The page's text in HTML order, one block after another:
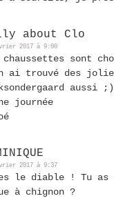
about Clo
2017 à 9:00
chaussettes sont
ai trouvé des
aussi ;)
journée
2017 à 9:37
le diable ! Tu as
à chignon ?